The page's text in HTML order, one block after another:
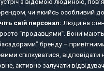
чи якийсь особливий
свій персонал: Люди на
“продавцями”. Вони
бренду –
спілкуватися, відповідати
активно залучати